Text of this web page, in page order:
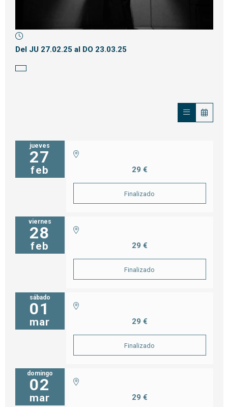
Diapositiva 1 de 1
Del JU 27.02.25al DO 23.03.25
jueves
27
feb 29 €
Finalizado
viernes
28
feb 29 €
Finalizado
sábado
01
mar 29 €
Finalizado
domingo
02
mar 29 €